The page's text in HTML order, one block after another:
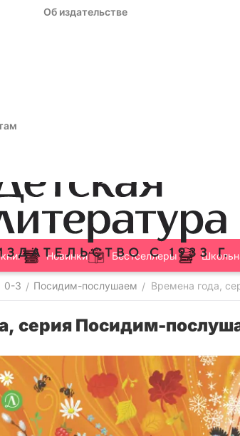
Об издательстве
Новинки Бестселлеры
0-3 / Посидим-послушаем / Времена года,
серия Посидим-